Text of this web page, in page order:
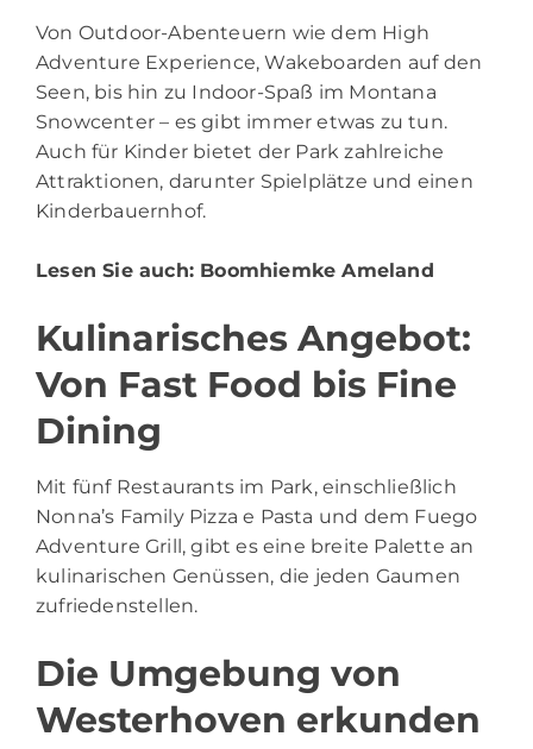
Von Outdoor-Abenteuern wie dem High
Adventure Experience, Wakeboarden auf den
Seen, bis hin zu Indoor-Spaß im Montana
Snowcenter – es gibt immer etwas zu tun.
Auch für Kinder bietet der Park zahlreiche
Attraktionen, darunter Spielplätze und einen
Kinderbauernhof.
Lesen Sie auch: Boomhiemke Ameland
Kulinarisches Angebot:
Von Fast Food bis Fine
Dining
Mit fünf Restaurants im Park, einschließlich
Nonna’s Family Pizza e Pasta und dem Fuego
Adventure Grill, gibt es eine breite Palette an
kulinarischen Genüssen, die jeden Gaumen
zufriedenstellen.
Die Umgebung von
Westerhoven erkunden